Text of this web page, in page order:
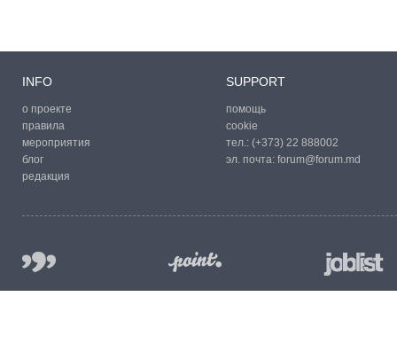
INFO
о проекте
правила
мероприятия
блог
редакция
SUPPORT
помощь
cookie
тел.: (+373) 22 888002
эл. почта: forum@forum.md